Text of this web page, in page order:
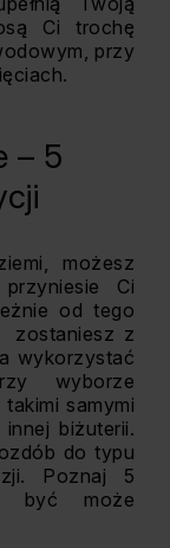
Ci trochę
przy
– 5
możesz
Ci
od tego
zostaniesz z
wykorzystać
wyborze
samymi
biżuterii.
do typu
Poznaj 5
być może